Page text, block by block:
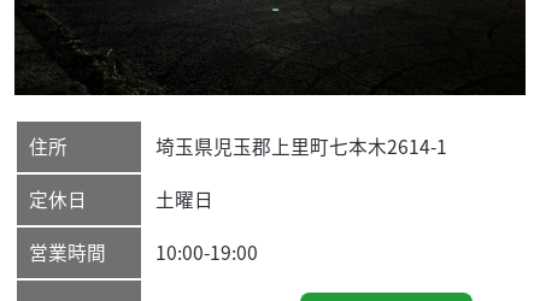
住所 埼玉県児玉郡上里町七本木2614-1
定休日
土曜日
営業時間
10:00-19:00